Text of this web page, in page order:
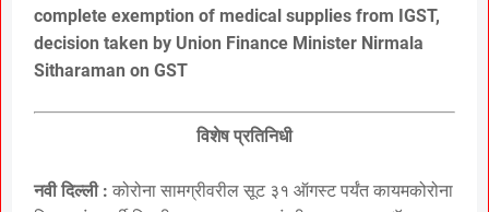
complete exemption of medical supplies from IGST,
decision taken by Union Finance Minister Nirmala
Sitharaman on GST
विशेष प्रतिनिधी
नवी दिल्ली : कोरोना सामग्रीवरील सूट ३१ ऑगस्ट पर्यंत कायमकोरोना